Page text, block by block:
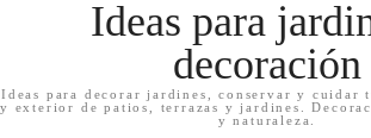
Ideas para
decoración
Ideas para decorar jardines, conservar y cuidar
y exterior de patios, terrazas y jardines.
y naturaleza.